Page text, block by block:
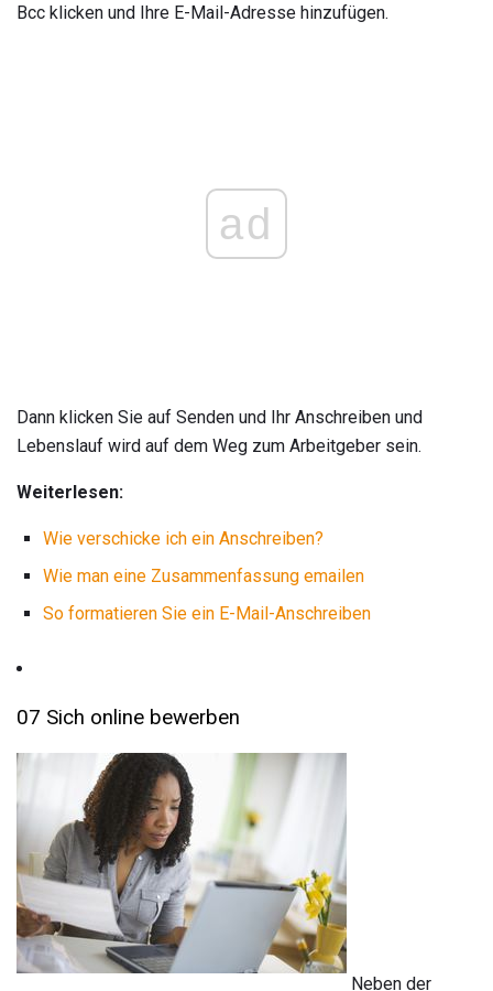
Bcc klicken und Ihre E-Mail-Adresse hinzufügen.
ad
Dann klicken Sie auf Senden und Ihr Anschreiben und
Lebenslauf wird auf dem Weg zum Arbeitgeber sein.
Weiterlesen:
Wie verschicke ich ein Anschreiben?
Wie man eine Zusammenfassung emailen
So formatieren Sie ein E-Mail-Anschreiben
07 Sich online bewerben
Neben der